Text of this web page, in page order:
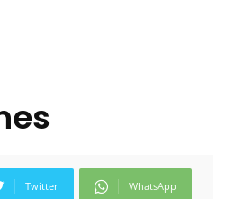
Twitter WhatsApp